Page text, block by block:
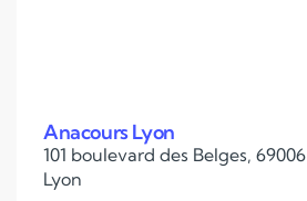
Anacours Lyon
101 boulevard des Belges, 69006
Lyon